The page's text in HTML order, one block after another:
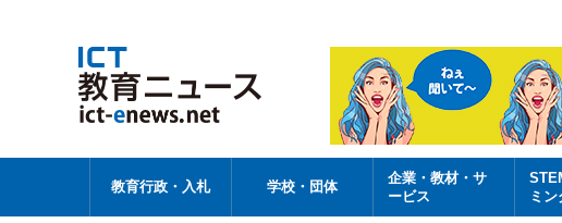
教育行政・入札 学校・団体
企業・教材・サ
ービス
ミン